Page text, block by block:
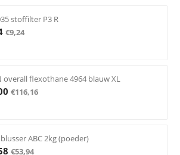
stoffilter P3 R
€9,24
overall flexothane 4964 blauw XL
€116,16
ABC 2kg (poeder)
€53,94